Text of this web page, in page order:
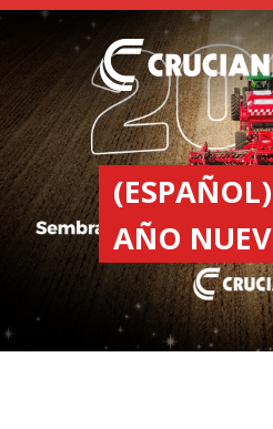
AÑO
SEEDERS
FERTILIZER
SPREADERS
ABOUT US
DEALERSHIPS
NEWS
COMPANY